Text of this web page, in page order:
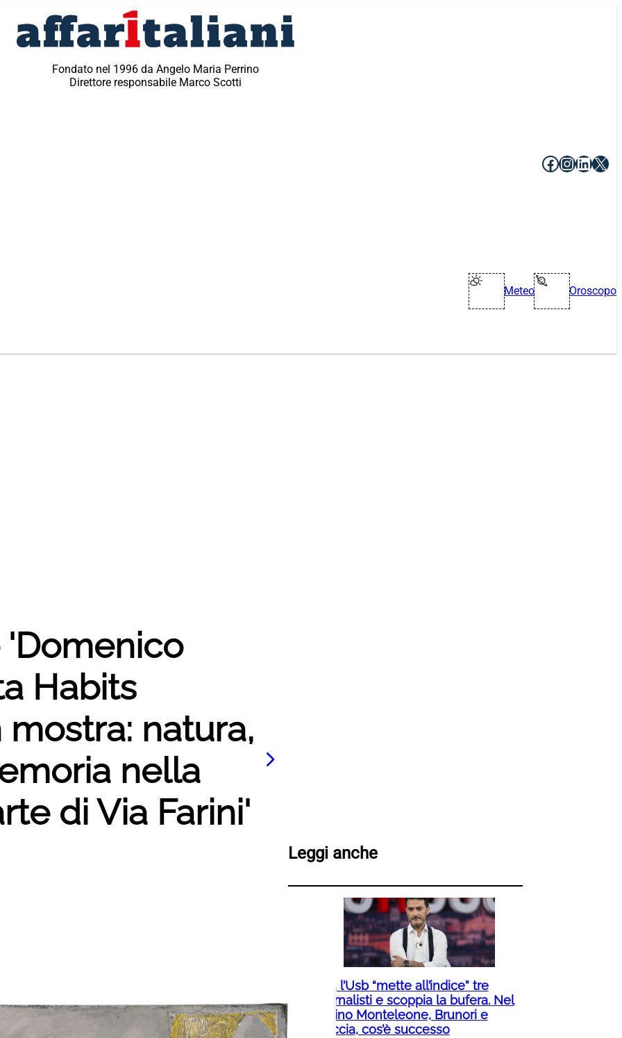
Fondato nel 1996 da Angelo Maria Perrino
Direttore responsabile Marco Scotti
Facebook
X
Meteo Oroscopo
Habits
natura,
nella
di Via Farini'
Leggi anche
Rai, l’Usb “mette all’indice” tre
giornalisti e scoppia la bufera. Nel
mirino Monteleone, Brunori e
Boccia, cos’è successo